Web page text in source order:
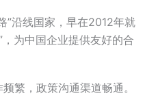
”沿线国家，早在2012年就
，为中国企业提供友好的合
繁，政策沟通渠道畅通。